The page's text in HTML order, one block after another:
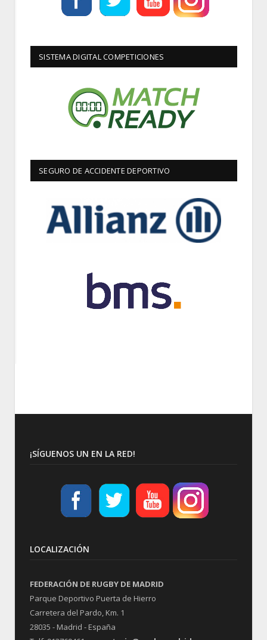
SISTEMA DIGITAL COMPETICIONES
SEGURO DE ACCIDENTE DEPORTIVO
¡SÍGUENOS UN EN LA RED!
LOCALIZACIÓN
FEDERACIÓN DE RUGBY DE MADRID
Parque Deportivo Puerta de Hierro
Carretera del Pardo, Km. 1
28035 - Madrid - España